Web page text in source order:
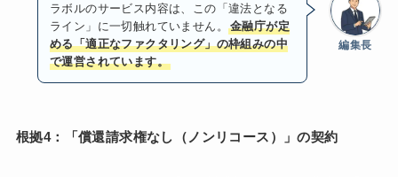
編集長
ラボルのサービス内容は、この「違法となる
ライン」に一切触れていません。
金融庁が定
める「適正なファクタリング」の枠組みの中
で運営されています。
根拠4：「償還請求権なし（ノンリコース）」の契約